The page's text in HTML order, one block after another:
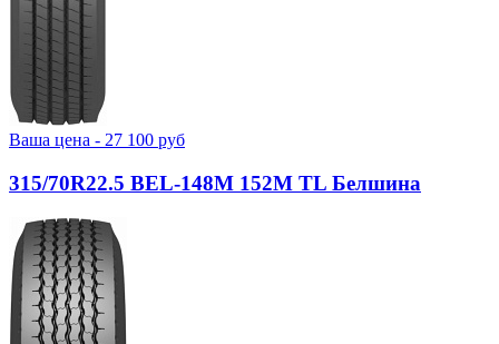
Ваша цена - 27 100 руб
315/70R22.5 BEL-148М 152M TL Белшина